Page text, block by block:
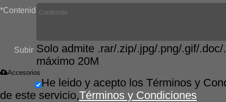
*Contenido
Subir Solo admite .rar/.zip/.jpg/.png/.gif/
máximo 20M
Accesorios
He leido y acepto los Términos y
de este servicio,Términos y Condiciones